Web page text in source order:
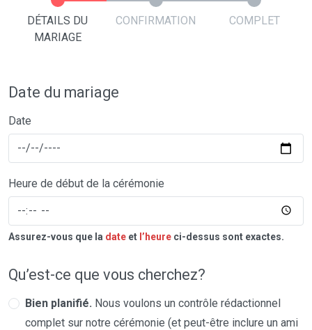
DÉTAILS DU
MARIAGE
CONFIRMATION COMPLET
Date du mariage
Date
Heure de début de la cérémonie
Assurez-vous que la date et l’heure ci-dessus sont exactes.
Qu’est-ce que vous cherchez?
Bien planifié. Nous voulons un contrôle rédactionnel
complet sur notre cérémonie (et peut-être inclure un ami